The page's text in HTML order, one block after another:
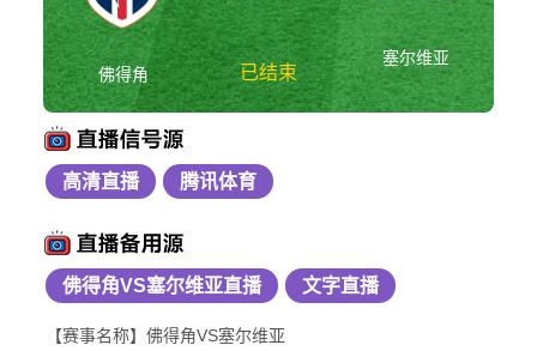
佛得角 已结束
塞尔维亚
高清直播 腾讯体育
佛得角VS塞尔维亚直播 文字直播
【赛事名称】佛得角VS塞尔维亚